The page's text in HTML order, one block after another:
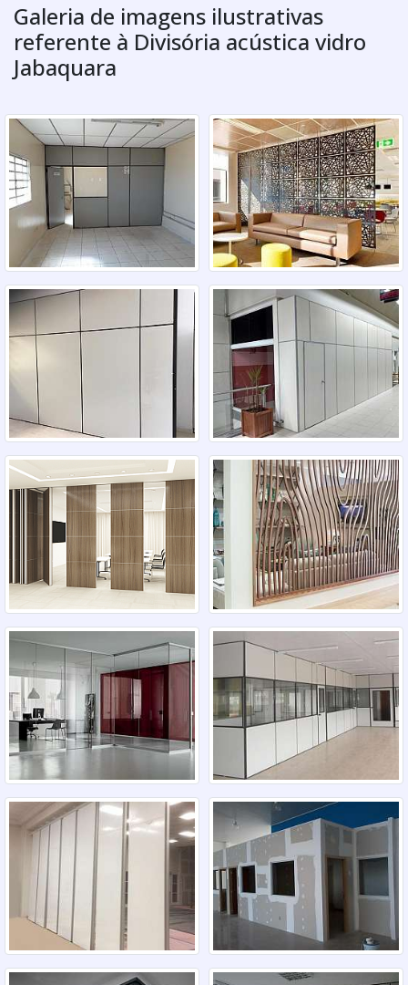
Galeria de imagens ilustrativas
referente à Divisória acústica vidro
Jabaquara